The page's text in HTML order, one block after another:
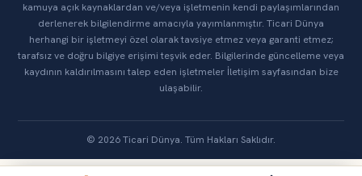
kamuya açık kaynaklardan ve/veya işletmenin kendi paylaşımlarından
derlenerek bilgilendirme amacıyla yayımlanmıştır. Ticari Dünya
herhangi bir işletmeyi özel olarak tavsiye etmez veya garanti etmez;
tarafsız ve doğru bilgiye erişimi teşvik eder. Bilgilerinde güncelleme veya
kaydının kaldırılmasını talep eden işletmeler İletişim sayfasından bize
ulaşabilir.
© 2026 Ticari Dünya. Tüm Hakları Saklıdır.